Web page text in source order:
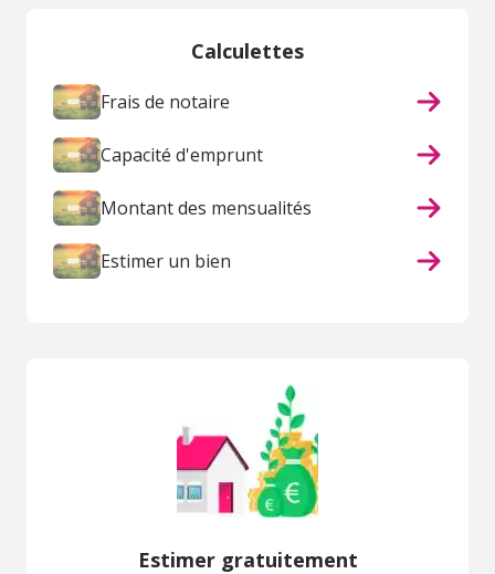
Calculettes
Frais de notaire
Capacité d'emprunt
Montant des mensualités
Estimer un bien
Estimer gratuitement